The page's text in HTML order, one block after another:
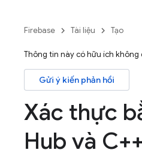
Firebase Tài liệu Tạo
Thông tin này có hữu ích không
Gửi ý kiến phản hồi
Xác thực
Hub và C++